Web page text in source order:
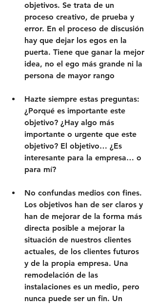
objetivos. Se trata de un
proceso creativo, de prueba y
error. En el proceso de discusión
hay que dejar los egos en la
puerta. Tiene que ganar la mejor
idea, no el ego más grande ni la
persona de mayor rango
Hazte siempre estas preguntas:
¿Porqué es importante este
objetivo? ¿Hay algo más
importante o urgente que este
objetivo? El objetivo… ¿Es
interesante para la empresa… o
para mí?
No confundas medios con fines.
Los objetivos han de ser claros y
han de mejorar de la forma más
directa posible a mejorar la
situación de nuestros clientes
actuales, de los clientes futuros
y de la propia empresa. Una
remodelación de las
instalaciones es un medio, pero
nunca puede ser un fin. Un